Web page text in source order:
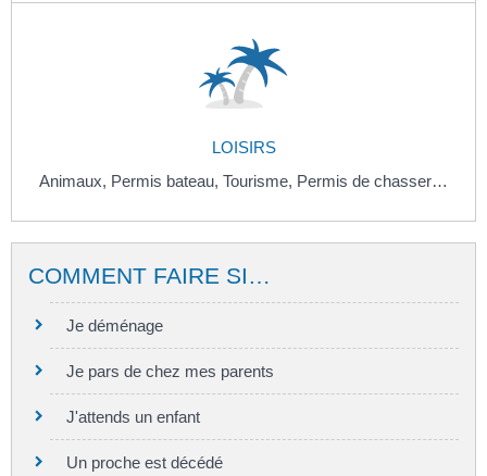
LOISIRS
Animaux, Permis bateau, Tourisme, Permis de chasser…
COMMENT FAIRE SI…
Je déménage
Je pars de chez mes parents
J'attends un enfant
Un proche est décédé